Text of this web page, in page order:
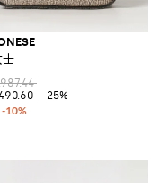
士
-25%